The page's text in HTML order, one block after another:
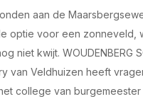
aan de
optie voor een zonneveld,
niet kwijt. WOUDENBERG
van Veldhuizen heeft
college van burgemeester